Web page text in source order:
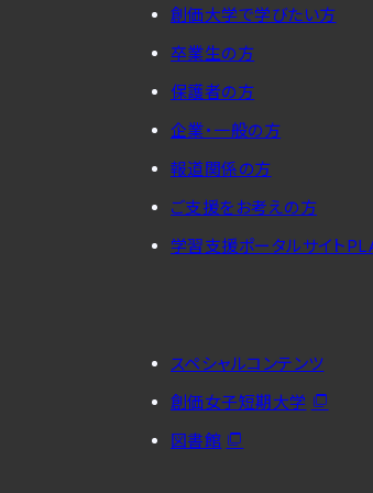
創価大学で学びたい方
卒業生の方
保護者の方
企業・一般の方
報道関係の方
ご支援をお考えの方
学習支援ポータルサイト
スペシャルコンテンツ
創価女子短期大学
図書館